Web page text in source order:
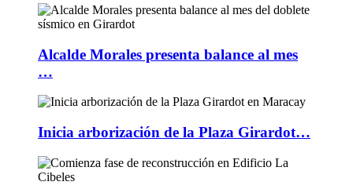
Alcalde Morales presenta balance al mes
…
Inicia arborización de la Plaza Girardot…